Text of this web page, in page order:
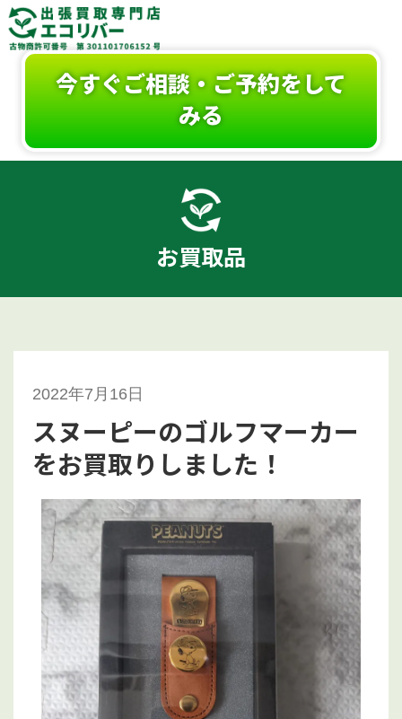
今すぐご相談・ご予約をして
みる
お買取品
2022年7月16日
スヌーピーのゴルフマーカー
をお買取りしました！